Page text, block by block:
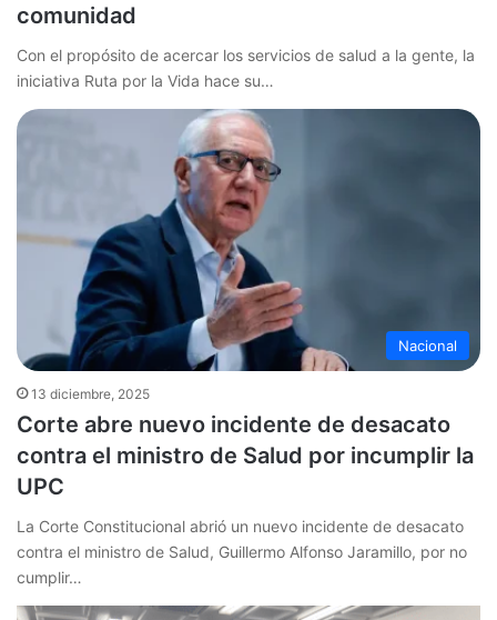
comunidad
Con el propósito de acercar los servicios de salud a la gente, la
iniciativa Ruta por la Vida hace su…
Nacional
13 diciembre, 2025
Corte abre nuevo incidente de desacato
contra el ministro de Salud por incumplir la
UPC
La Corte Constitucional abrió un nuevo incidente de desacato
contra el ministro de Salud, Guillermo Alfonso Jaramillo, por no
cumplir…